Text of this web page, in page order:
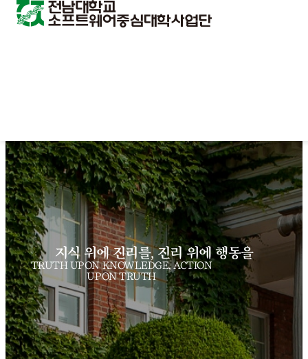
지식 위에 진리를, 진리 위에 행동을
TRUTH UPON KNOWLEDGE, ACTION
UPON TRUTH